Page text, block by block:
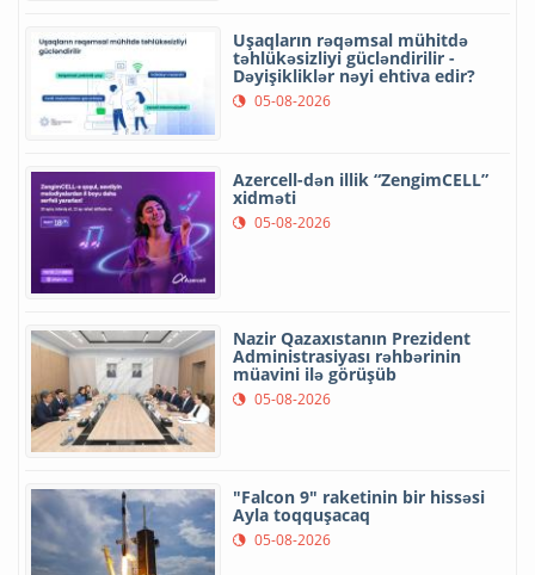
Uşaqların rəqəmsal mühitdə
təhlükəsizliyi gücləndirilir -
Dəyişikliklər nəyi ehtiva edir?
05-08-2026
Azercell-dən illik “ZengimCELL”
xidməti
05-08-2026
Nazir Qazaxıstanın Prezident
Administrasiyası rəhbərinin
müavini ilə görüşüb
05-08-2026
"Falcon 9" raketinin bir hissəsi
Ayla toqquşacaq
05-08-2026